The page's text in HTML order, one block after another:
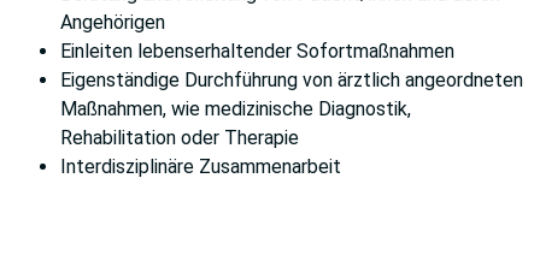
Angehörigen
Einleiten lebenserhaltender Sofortmaßnahmen
Eigenständige Durchführung von ärztlich angeordneten
Maßnahmen, wie medizinische Diagnostik,
Rehabilitation oder Therapie
Interdisziplinäre Zusammenarbeit